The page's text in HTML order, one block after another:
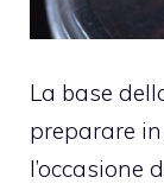
La base
preparare
l’occasione